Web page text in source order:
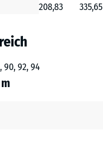
208,83 335,65
90, 92, 94